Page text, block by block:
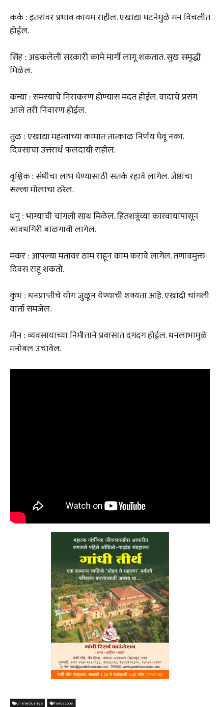
कर्क : इतरांवर प्रभाव कायम राहील. एखाद्या घटनेमुळे मन विचलीत
होईल.
सिंह : अडकलेली सरकारी कामे मार्गी लागू शकतात. सुख समृद्धी
मिळेल.
कन्या : समस्यांचे निराकरण होण्यास मदत होईल. वादाचे प्रसंग
आले तरी निवारण होईल.
तुळ : एखाद्या महत्वाच्या कामात तात्काळ निर्णय घेवू नका.
दिवसाचा उत्तरार्ध फलदायी राहील.
वृश्चिक : संधीचा लाभ घेण्यासाठी सतर्क रहावे लागेल. जेष्ठांचा
सल्ला मोलाचा ठरेल.
धनु : भाग्याची चांगली साथ मिळेल. हितशत्रूंच्या कारवायांपासून
सावधगिरी बाळगावी लागेल.
मकर : आपल्या मतावर ठाम राहून काम करावे लागेल. तणावमुक्त
दिवस राहू शकतो.
कुंभ : धनप्राप्तीचे योग जुळून येण्याची शक्यता आहे. एखादी चांगली
वार्ता समजेल.
मीन : व्यवसायाच्या निमीत्ताने प्रवासात दगदग होईल. धनलाभामुळे
मनोबल उंचावेल.
crimeduniya horoscope